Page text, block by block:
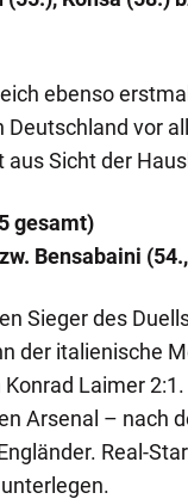
ebenso
vor
Sicht der
gesamt)
Bensabaini
Sieger des
der italienische
Laimer
Arsenal – nach
Real-